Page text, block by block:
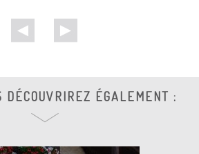
DÉCOUVRIREZ ÉGALEMENT :